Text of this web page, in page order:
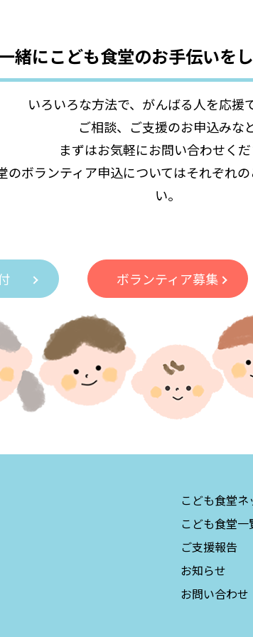
緒にこども食堂のお手伝いを
いろいろな方法で、がんばる人を応援
ご相談、ご支援のお申込みな
まずはお気軽にお問い合わせく
のボランティア申込についてはそれぞれ
い。
ボランティア募集
こども食堂
こども食堂一
ご支援報告
お知らせ
お問い合わせ